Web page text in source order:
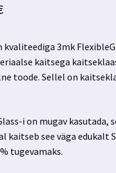
kvaliteediga 3mk
kaitsega
toode. Sellel on
i on mugav kasutada,
kaitseb see väga edukalt
tugevamaks.